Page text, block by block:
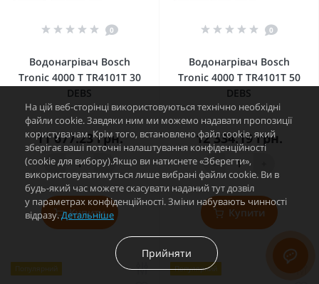
0
Водонагрівач Bosch
Tronic 4000 T TR4101T 30
DEBS
11 677.23 грн.
- +
Купити
0
Водонагрівач Bosch
Tronic 4000 T TR4101T 50
DEBS
12 334.19 грн.
-
Купити
Популярний Популярний
На цій веб-сторінці використовуються технічно необхідні
файли cookie. Завдяки ним ми можемо надавати пропозиції
користувачам. Крім того, встановлено файл cookie, який
зберігає ваші поточні налаштування конфіденційності
(cookie для вибору).Якщо ви натиснете «Зберегти»,
використовуватимуться лише вибрані файли cookie. Ви в
будь-який час можете скасувати наданий тут дозвіл
у параметрах конфіденційності. Зміни набувають чинності
відразу.Детальніше
Прийняти